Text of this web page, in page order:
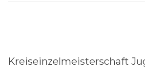
Kreiseinzelmeisterschaft